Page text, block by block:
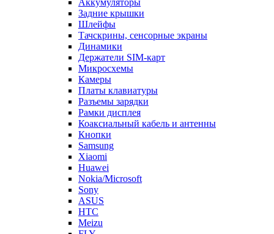
Аккумуляторы
Задние крышки
Шлейфы
Тачскрины, сенсорные экраны
Динамики
Держатели SIM-карт
Микросхемы
Камеры
Платы клавиатуры
Разъемы зарядки
Рамки дисплея
Коаксиальный кабель и антенны
Кнопки
Samsung
Xiaomi
Huawei
Nokia/Microsoft
Sony
ASUS
HTC
Meizu